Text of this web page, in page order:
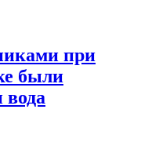
при
были
вода